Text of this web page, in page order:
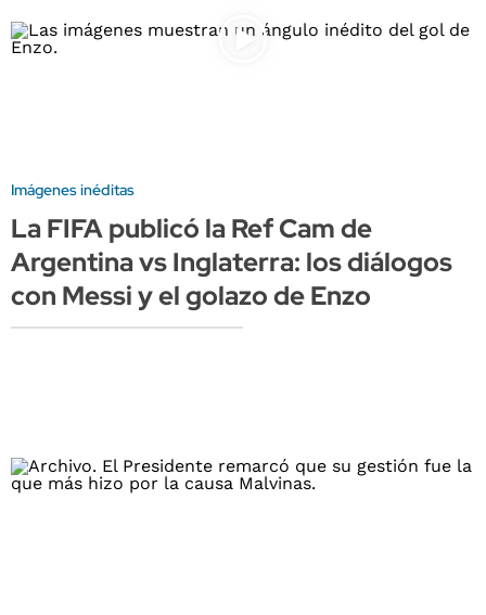
Imágenes inéditas
La FIFA publicó la Ref Cam de
Argentina vs Inglaterra: los diálogos
con Messi y el golazo de Enzo